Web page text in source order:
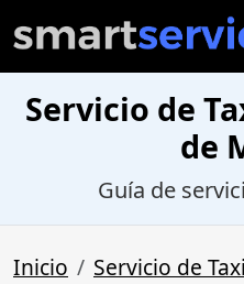
Servicio de
de
Guía de
Inicio Servicio de